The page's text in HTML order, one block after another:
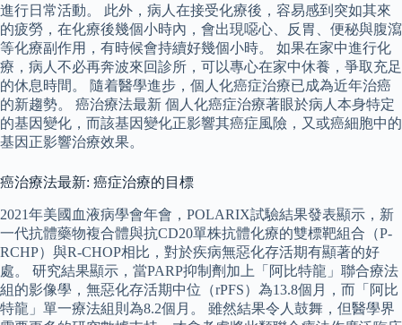
進行日常活動。 此外，病人在接受化療後，容易感到突如其來
的疲勞，在化療後幾個小時內，會出現噁心、反胃、便秘與腹瀉
等化療副作用，有時候會持續好幾個小時。 如果在家中進行化
療，病人不必再奔波來回診所，可以專心在家中休養，爭取充足
的休息時間。 隨着醫學進步，個人化癌症治療已成為近年治癌
的新趨勢。 癌治療法最新 個人化癌症治療著眼於病人本身特定
的基因變化，而該基因變化正影響其癌症風險，又或癌細胞中的
基因正影響治療效果。
癌治療法最新: 癌症治療的目標
2021年美國血液病學會年會，POLARIX試驗結果發表顯示，新
一代抗體藥物複合體與抗CD20單株抗體化療的雙標靶組合（P-
RCHP）與R-CHOP相比，對於疾病無惡化存活期有顯著的好
處。 研究結果顯示，當PARP抑制劑加上「阿比特龍」聯合療法
組的影像學，無惡化存活期中位（rPFS）為13.8個月，而「阿比
特龍」單一療法組則為8.2個月。 雖然結果令人鼓舞，但醫學界